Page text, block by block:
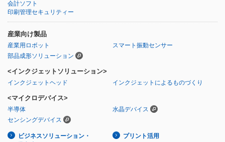
会計ソフト
印刷管理セキュリティー
産業向け製品
産業用ロボット
スマート振動センサー
部品成形ソリューション
<インクジェットソリューション>
インクジェットヘッド インクジェットによるものづくり
<マイクロデバイス>
半導体
水晶デバイス
センシングデバイス
ビジネスソリューション・
プリント活用